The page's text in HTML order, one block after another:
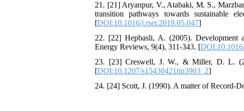
21. [21] Aryanpur, V., Atabaki, M. S.,
transition pathways towards sustainable
[DOI:10.1016/j.rser.2019.05.047]
22. [22] Hepbasli, A. (2005). Development
Energy Reviews, 9(4), 311-343. [
23. [23] Creswell, J. W., & Miller, D. L.
[DOI:10.1207/s15430421tip3903_2]
24. [24] Scott, J. (1990). A matter of Record-